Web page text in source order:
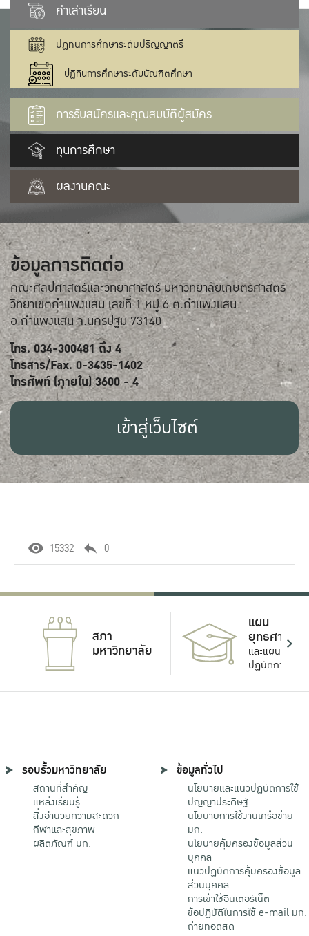
ค่าเล่าเรียน
ปฏิทินการศึกษาระดับปริญญาตรี
ปฏิทินการศึกษาระดับบัณฑิตศึกษา
การรับสมัครและคุณสมบัติผู้สมัคร
ทุนการศึกษา
ผลงานคณะ
ข้อมูลการติดต่อ
คณะศิลปศาสตร์และวิทยาศาสตร์ มหาวิทยาลัยเกษตรศาสตร์
วิทยาเขตกำแพงแสน เลขที่ 1 หมู่ 6 ต.กำแพงแสน
อ.กำแพงแสน จ.นครปฐม 73140
โทร. 034-300481 ถึง 4
โทรสาร/Fax. 0-3435-1402
โทรศัพท์ (ภายใน) 3600 - 4
เข้าสู่เว็บไซต์
15332 0
สภา
มหาวิทยาลัย
แผน
ยุทธศาสตร์
และแผน
ปฏิบัติการ
รอบรั้วมหาวิทยาลัย
สถานที่สำคัญ
แหล่งเรียนรู้
สิ่งอำนวยความสะดวก
กีฬาและสุขภาพ
ผลิตภัณฑ์ มก.
ข้อมูลทั่วไป
นโยบายและแนวปฏิบัติการใช้
ปัญญาประดิษฐ์
นโยบายการใช้งานเครือข่าย
มก.
นโยบายคุ้มครองข้อมูลส่วน
บุคคล
แนวปฏิบัติการคุ้มครองข้อมูล
ส่วนบุคคล
การเข้าใช้อินเตอร์เน็ต
ข้อปฏิบัติในการใช้ e-mail มก.
ถ่ายทอดสด